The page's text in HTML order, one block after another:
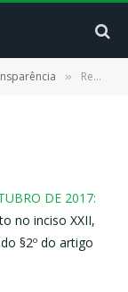
» Regulamentação da LAI
DE 2017:
no inciso XXII,
§2º do artigo